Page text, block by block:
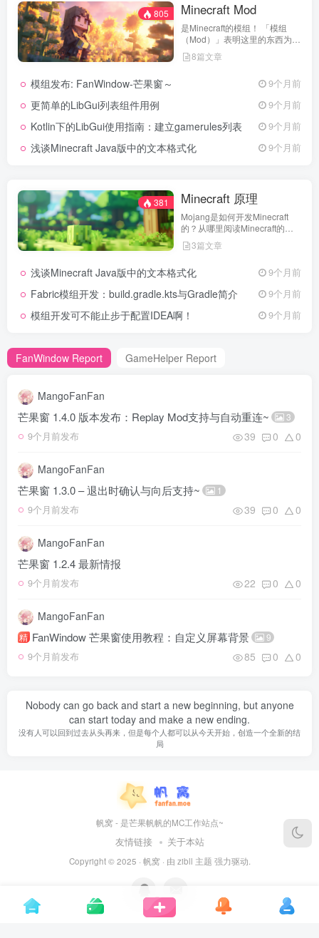
805 Minecraft Mod
是Minecraft的模组！ 「模组
（Mod）」表明这里的东西为
Minecraft Java版服务，并且需
要使用模组加载器
8篇文章
模组发布: FanWindow-芒果窗～ 9个月前
更简单的LibGui列表组件用例 9个月前
Kotlin下的LibGui使用指南：建立gamerules列表 9个月前
浅谈Minecraft Java版中的文本格式化 9个月前
381 Minecraft 原理
Mojang是如何开发Minecraft
的？从哪里阅读Minecraft的源
代码？如何组织起你的代码结
构？3篇文章
浅谈Minecraft Java版中的文本格式化 9个月前
Fabric模组开发：build.gradle.kts与Gradle简介 9个月前
模组开发可不能止步于配置IDEA啊！ 9个月前
FanWindow Report GameHelper Report
MangoFanFan
芒果窗 1.4.0 版本发布：Replay Mod支持与自动重连~ 3
9个月前发布 39 0 0
MangoFanFan
芒果窗 1.3.0 – 退出时确认与向后支持~ 1
9个月前发布 39 0 0
MangoFanFan
芒果窗 1.2.4 最新情报
9个月前发布 22 0 0
MangoFanFan
精 FanWindow 芒果窗使用教程：自定义屏幕背景 9
9个月前发布 85 0 0
Nobody can go back and start a new beginning, but anyone
can start today and make a new ending.
没有人可以回到过去从头再来，但是每个人都可以从今天开始，创造一个全新的结
局
帆窝 - 是芒果帆帆的MC工作站点~
友情链接 关于本站
Copyright © 2025 · 帆窝· 由 zibll 主题 强力驱动.